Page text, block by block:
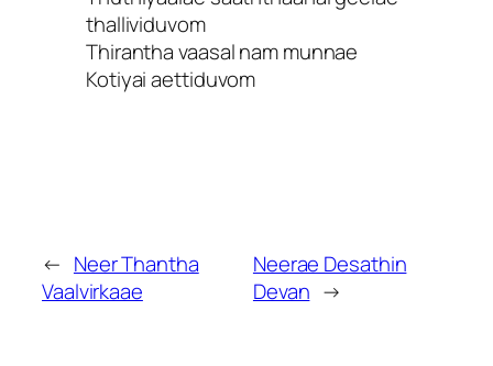
thallividuvom
Thirantha vaasal nam munnae
Kotiyai aettiduvom
← Neer Thantha
Vaalvirkaae
Neerae Desathin
Devan →